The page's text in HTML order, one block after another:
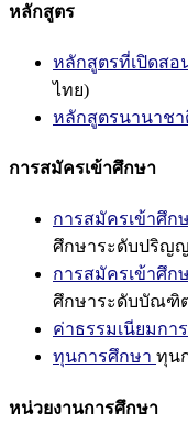
หลักสูตร
หลักสูตรที่เปิดสอ
ไทย)
หลักสูตรนานาชา
การสมัครเข้าศึกษา
การสมัครเข้าศึ
ศึกษาระดับปริญ
การสมัครเข้าศึ
ศึกษาระดับบัณฑิ
ค่าธรรมเนียมกา
ทุนการศึกษา ทุน
หน่วยงานการศึกษา